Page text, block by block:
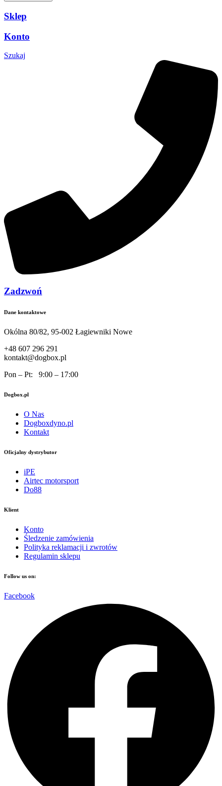
Sklep
Konto
Szukaj
Zadzwoń
Dane kontaktowe
Okólna 80/82, 95-002 Łagiewniki Nowe
+48 607 296 291
kontakt@dogbox.pl
Pon – Pt: 9:00 – 17:00
Dogbox.pl
O Nas
Dogboxdyno.pl
Kontakt
Oficjalny dystrybutor
iPE
Airtec motorsport
Do88
Klient
Konto
Śledzenie zamówienia
Polityka reklamacji i zwrotów
Regulamin sklepu
Follow us on:
Facebook